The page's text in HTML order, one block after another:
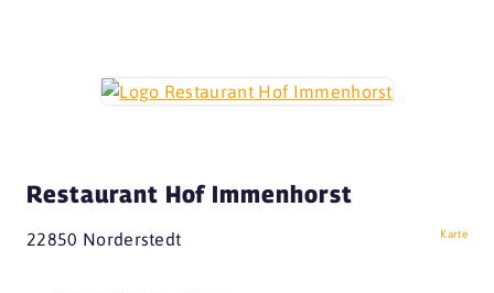
Restaurant Hof Immenhorst
22850 Norderstedt Karte